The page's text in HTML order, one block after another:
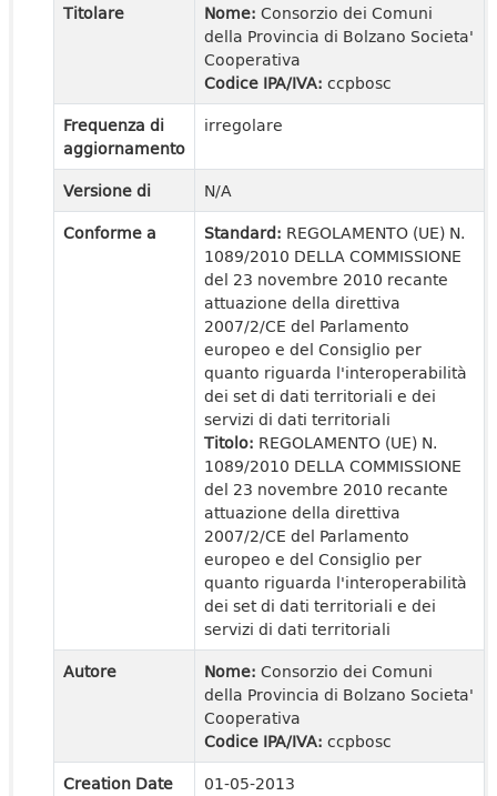
Titolare Nome: Consorzio dei Comuni
della Provincia di Bolzano Societa'
Cooperativa
Codice IPA/IVA: ccpbosc
Frequenza di
aggiornamento
irregolare
Versione di
N/A
Conforme a
Standard: REGOLAMENTO (UE) N.
1089/2010 DELLA COMMISSIONE
del 23 novembre 2010 recante
attuazione della direttiva
2007/2/CE del Parlamento
europeo e del Consiglio per
quanto riguarda l'interoperabilità
dei set di dati territoriali e dei
servizi di dati territoriali
Titolo: REGOLAMENTO (UE) N.
1089/2010 DELLA COMMISSIONE
del 23 novembre 2010 recante
attuazione della direttiva
2007/2/CE del Parlamento
europeo e del Consiglio per
quanto riguarda l'interoperabilità
dei set di dati territoriali e dei
servizi di dati territoriali
Autore
Nome: Consorzio dei Comuni
della Provincia di Bolzano Societa'
Cooperativa
Codice IPA/IVA: ccpbosc
Creation Date
01-05-2013